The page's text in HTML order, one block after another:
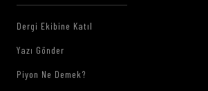
Dergi Ekibine Katıl
Yazı Gönder
Piyon Ne Demek?